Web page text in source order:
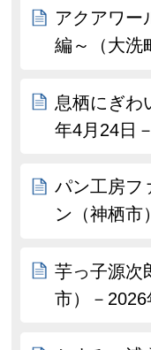
アクアワー
編～（大洗
息栖にぎわ
年4月24日－
パン工房フ
ン（神栖市
芋っ子源次
市）－2026